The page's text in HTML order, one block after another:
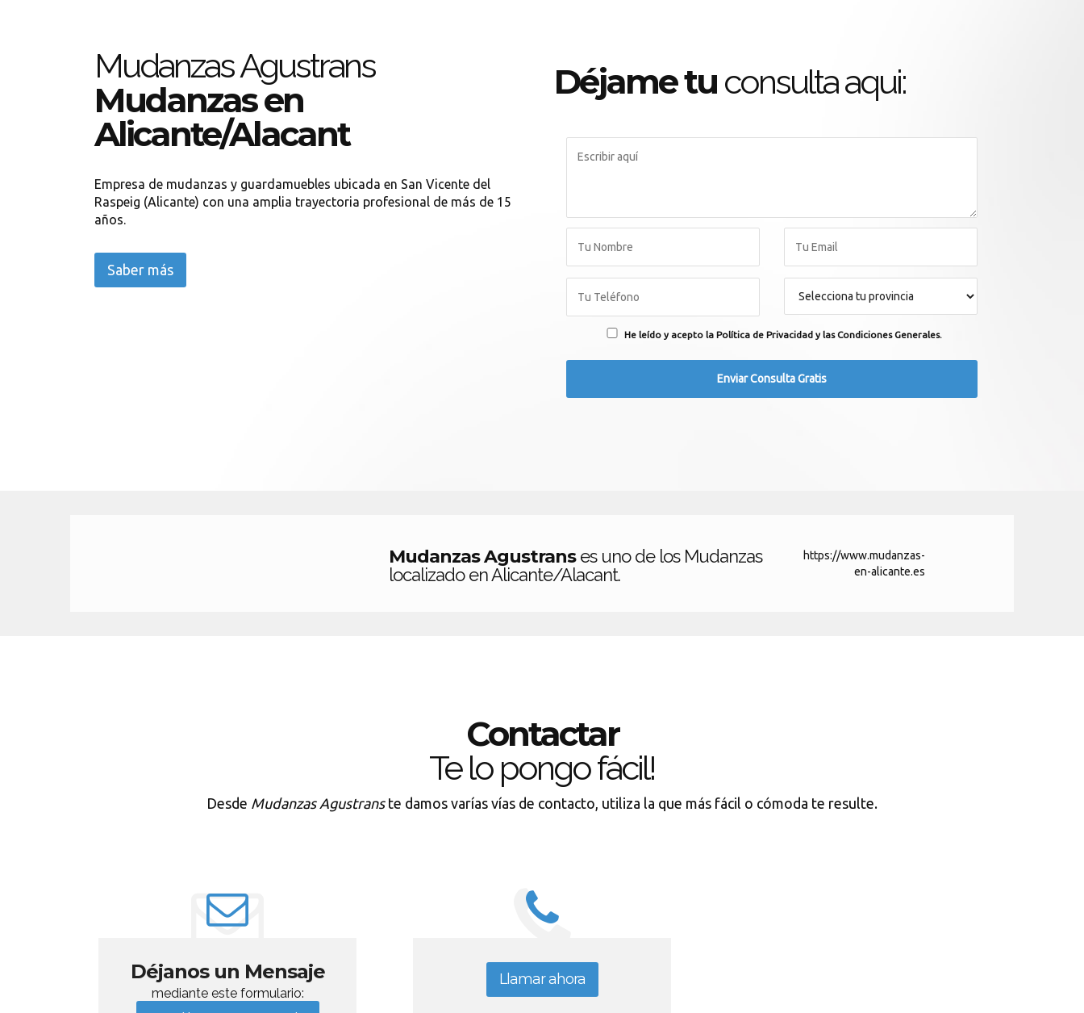
Mudanzas Agustrans
Mudanzas en
Alicante/Alacant
Empresa de mudanzas y guardamuebles ubicada en San Vicente del
Raspeig (Alicante) con una amplia trayectoria profesional de más de 15
años.
Saber más
Déjame tu consulta aqui:
He leído y acepto la Política de Privacidad y las Condiciones Generales.
Mudanzas Agustranses uno de los Mudanzas
localizado en Alicante/Alacant.
https://www.mudanzas-
en-alicante.es
Contactar
Te lo pongo fácil!
Desde Mudanzas Agustranste damos varías vías de contacto, utiliza la que más fácil o cómoda te resulte.
Déjanos un Mensaje
mediante este formulario:
Llamar ahora